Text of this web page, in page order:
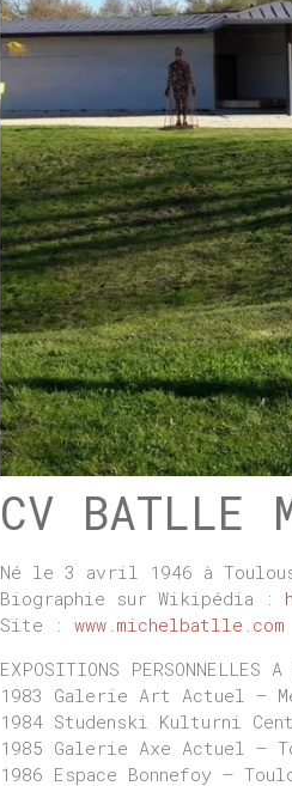
CV BATLLE
Né le 3 avril 1946 à
Biographie sur Wikipédia :
Site : www.michelbatlle.com
EXPOSITIONS PERSONNELLES
1983 Galerie Art Actuel –
1984 Studenski Kulturni
1985 Galerie Axe Actuel –
1986 Espace Bonnefoy –